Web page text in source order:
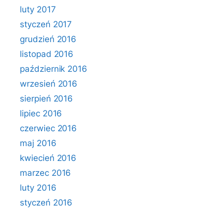
luty 2017
styczeń 2017
grudzień 2016
listopad 2016
październik 2016
wrzesień 2016
sierpień 2016
lipiec 2016
czerwiec 2016
maj 2016
kwiecień 2016
marzec 2016
luty 2016
styczeń 2016